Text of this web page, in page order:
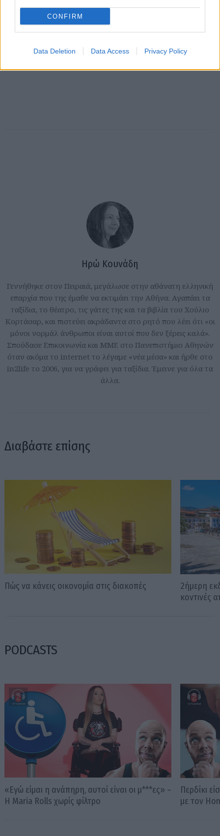
CONFIRM
Data Deletion Data Access Privacy Policy
Ηρώ Κουνάδη
Γεννήθηκε στον Πειραιά, μεγάλωσε στην αθάνατη ελληνική
επαρχία που της έμαθε να εκτιμάει την Αθήνα. Αγαπάει τα
ταξίδια, το θέατρο, τις γάτες της και τα βιβλία του Χούλιο
Κορτάσαρ, και πιστεύει ακράδαντα στο ρητό που λέει ότι «οι
μόνοι νορμάλ άνθρωποι είναι αυτοί που δεν ξέρεις καλά».
Σπούδασε Επικοινωνία και ΜΜΕ στο Πανεπιστήμιο Αθηνών
όταν ακόμα το internet το λέγαμε «νέα μέσα» και ήρθε στο
in2life το 2006, για να γράφει για ταξίδια. Έμεινε για όλα τα
άλλα.
Διαβάστε επίσης
Πώς να κάνεις οικονομία στις διακοπές
2ήμερη
κοντινές
PODCASTS
«Εγώ είμαι η ανάπηρη, αυτοί είναι οι μ***ες» –
Η Maria Rolls χωρίς φίλτρο
Περδίκι
με τον